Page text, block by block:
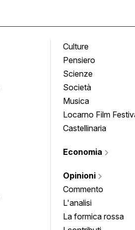
Culture
Pensiero
Scienze
Società
Musica
Locarno Film
Castellinaria
Economia
Opinioni
Commento
L'analisi
La formica rossa